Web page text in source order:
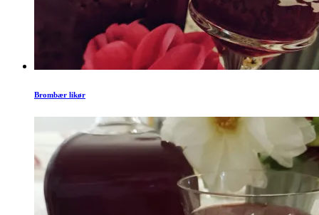
Brombær likør